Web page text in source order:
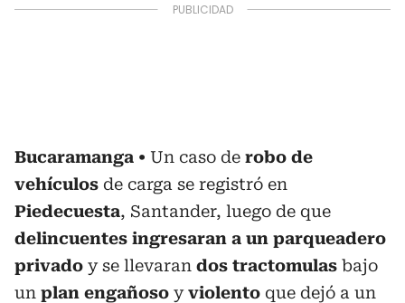
Bucaramanga Un caso de robo de
vehículos de carga se registró en
Piedecuesta, Santander, luego de que
delincuentes ingresaran a un parqueadero
privado y se llevaran dos tractomulas bajo
un plan engañoso yviolento que dejó a un